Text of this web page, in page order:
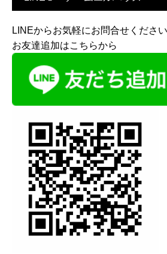
LINEからお気軽にお問合せください
お友達追加はこちらから